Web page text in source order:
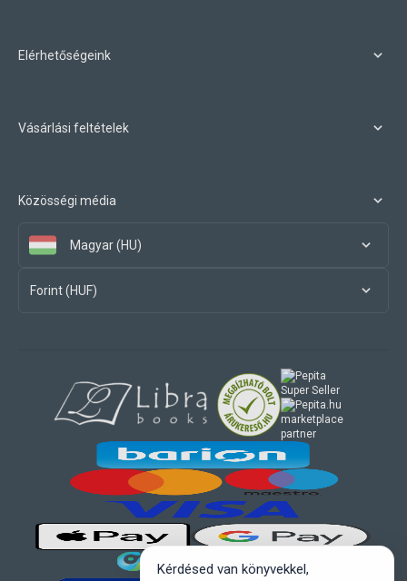
Elérhetőségeink
Vásárlási feltételek
Közösségi média
Magyar (HU)
Forint (HUF)
marketplace
partner
Kérdésed van könyvekkel,